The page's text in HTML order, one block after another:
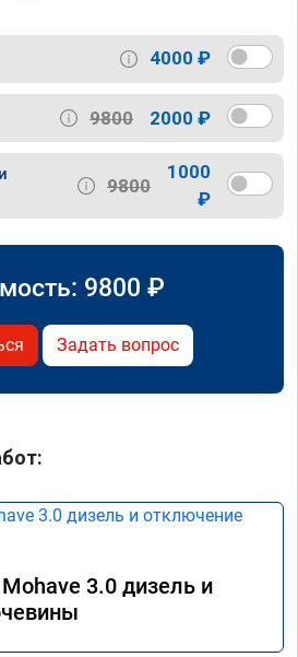
4000 ₽
9800 2000 ₽
9800
1000
₽
9800 ₽
Задать вопрос
3.0 дизель и